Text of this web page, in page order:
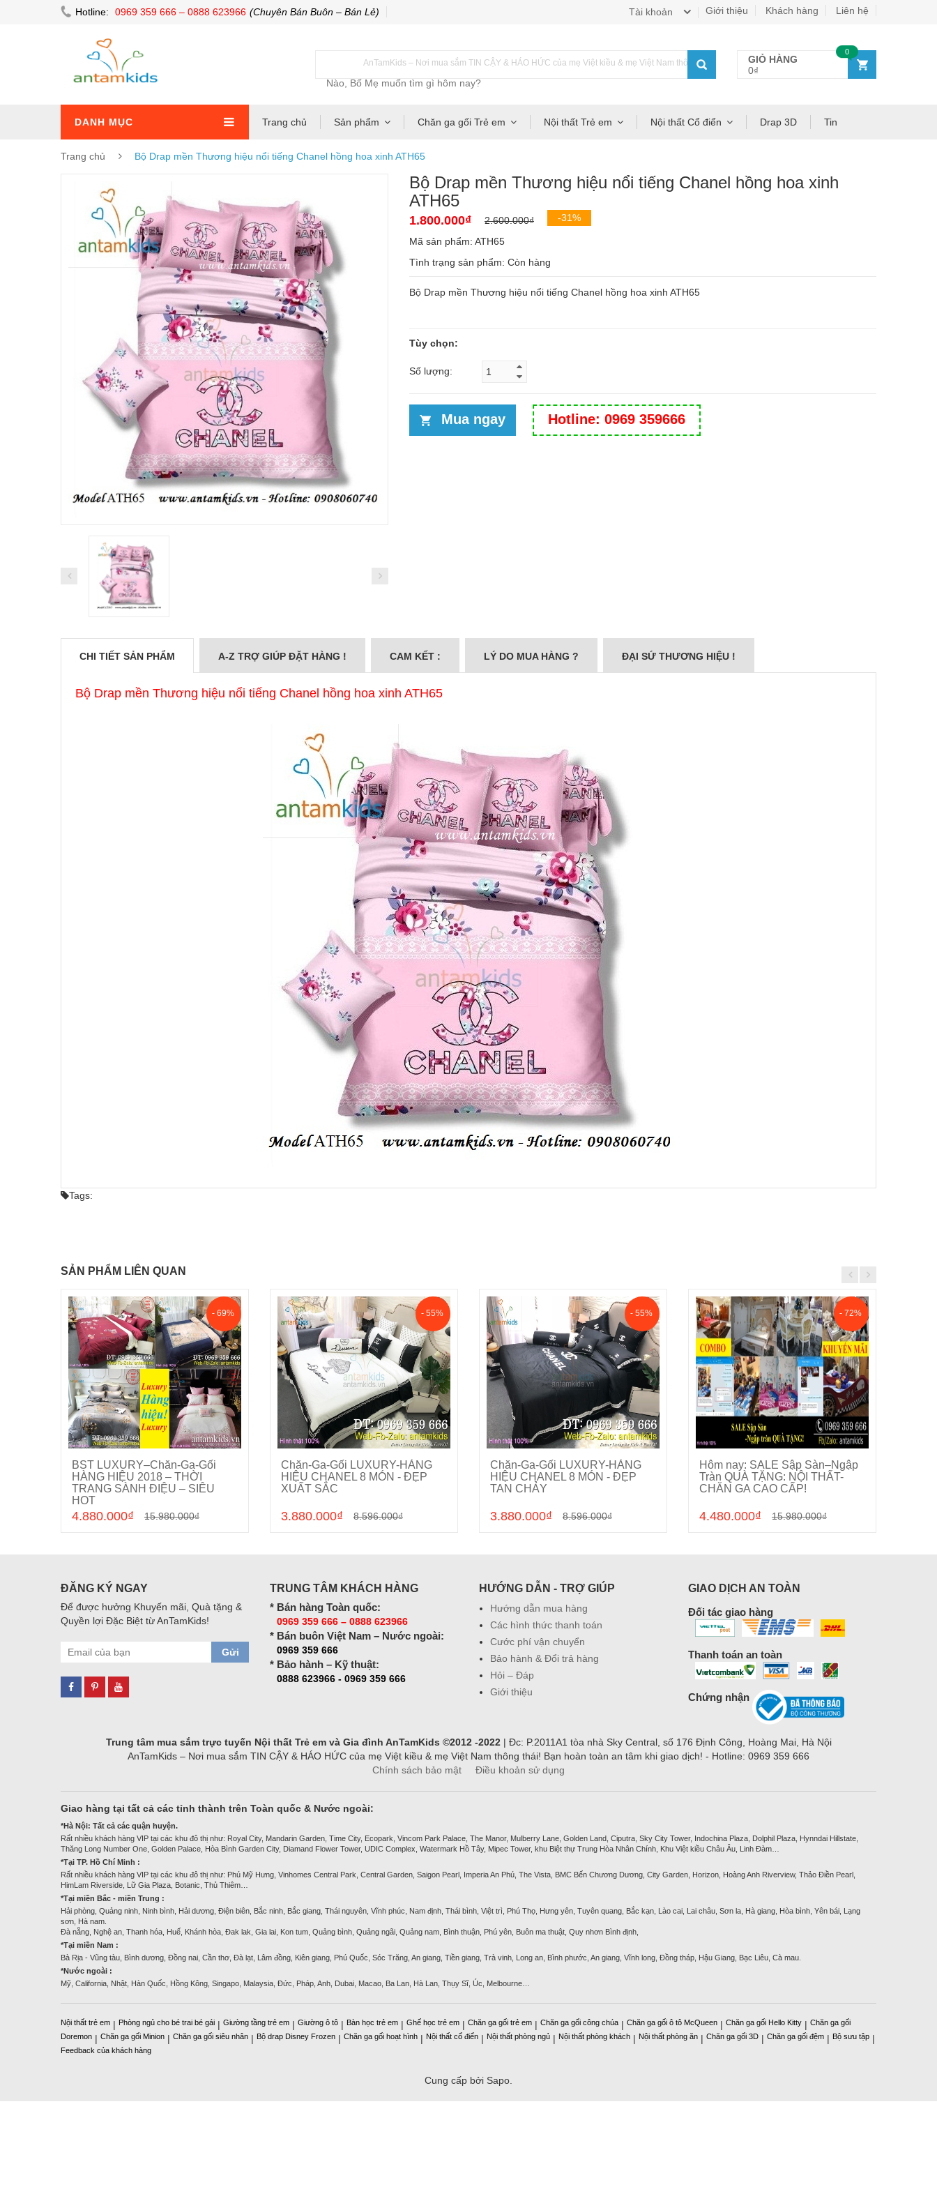
Hotline: 0969 359 666 – 0888 623966 (Chuyên Bán Buôn – Bán Lẻ) Giới thiệu Khách hàng Liên hệ
Tài khoản
AnTamKids – Nơi mua sắm TIN CẬY & HÁO HỨC của mẹ Việt kiều & mẹ Việt Nam thông thái!
GIỎ HÀNG
0₫
0
DANH MỤC Trang chủ Sản phẩm Chăn ga gối Trẻ em Nội thất Trẻ em Nội thất Cổ điển Drap 3D Tin
Trang chủ Bộ Drap mền Thương hiệu nổi tiếng Chanel hồng hoa xinh ATH65
Bộ Drap mền Thương hiệu nổi tiếng Chanel hồng hoa xinh
ATH65
1.800.000₫ 2.600.000₫ -31%
Mã sản phẩm: ATH65
Tình trạng sản phẩm: Còn hàng
Bộ Drap mền Thương hiệu nổi tiếng Chanel hồng hoa xinh ATH65
Tùy chọn:
Số lượng:
Mua ngay Hotline: 0969 359666
CHI TIẾT SẢN PHẨM A-Z TRỢ GIÚP ĐẶT HÀNG ! CAM KẾT : LÝ DO MUA HÀNG ? ĐẠI SỨ THƯƠNG HIỆU !
Bộ Drap mền Thương hiệu nổi tiếng Chanel hồng hoa xinh ATH65
Tags:
SẢN PHẨM LIÊN QUAN
Cho vào giỏ hàng
- 69%
BST LUXURY–Chăn-Ga-Gối
HÀNG HIỆU 2018 – THỜI
TRANG SÀNH ĐIỆU – SIÊU
HOT
4.880.000₫ 15.980.000₫
Cho vào giỏ hàng
- 55%
Chăn-Ga-Gối LUXURY-HÀNG
HIỆU CHANEL 8 MÓN - ĐẸP
XUẤT SẮC
3.880.000₫ 8.596.000₫
Cho vào giỏ hàng
- 55%
Chăn-Ga-Gối LUXURY-HÀNG
HIỆU CHANEL 8 MÓN - ĐẸP
TAN CHẢY
3.880.000₫ 8.596.000₫
Cho vào giỏ hàng
- 72%
Hôm nay: SALE Sập Sàn–Ngập
Tràn QUÀ TẶNG: NỘI THẤT-
CHĂN GA CAO CẤP!
4.480.000₫ 15.980.000₫
ĐĂNG KÝ NGAY
Để được hưởng Khuyến mãi, Quà tặng &
Quyền lợi Đặc Biệt từ AnTamKids!
Gửi
TRUNG TÂM KHÁCH HÀNG
* Bán hàng Toàn quốc:
0969 359 666 – 0888 623966
* Bán buôn Việt Nam – Nước ngoài:
0969 359 666
* Bảo hành – Kỹ thuật:
0888 623966 - 0969 359 666
HƯỚNG DẪN - TRỢ GIÚP
Hướng dẫn mua hàng
Các hình thức thanh toán
Cước phí vận chuyển
Bảo hành & Đổi trả hàng
Hỏi – Đáp
Giới thiệu
GIAO DỊCH AN TOÀN
Đối tác giao hàng
Thanh toán an toàn
Chứng nhận
Trung tâm mua sắm trực tuyến Nội thất Trẻ em và Gia đình AnTamKids ©2012 -2022| Đc: P.2011A1 tòa nhà Sky Central, số 176 Định Công, Hoàng Mai, Hà Nội
AnTamKids – Nơi mua sắm TIN CẬY & HÁO HỨC của mẹ Việt kiều & mẹ Việt Nam thông thái! Bạn hoàn toàn an tâm khi giao dịch! - Hotline: 0969 359 666
Chính sách bảo mật
Điều khoản sử dụng
Giao hàng tại tất cả các tỉnh thành trên Toàn quốc & Nước ngoài:
*Hà Nội: Tất cả các quận huyện.
Rất nhiều khách hàng VIP tại các khu đô thị như: Royal City, Mandarin Garden, Time City, Ecopark, Vincom Park Palace, The Manor, Mulberry Lane, Golden Land, Ciputra, Sky City Tower, Indochina Plaza, Dolphil Plaza, Hynndai Hillstate,
Thăng Long Number One, Golden Palace, Hòa Bình Garden City, Diamand Flower Tower, UDIC Complex, Watermark Hồ Tây, Mipec Tower, khu Biệt thự Trung Hòa Nhân Chính, Khu Việt kiều Châu Âu, Linh Đàm…
*Tại TP. Hồ Chí Minh :
Rất nhiều khách hàng VIP tại các khu đô thị như: Phú Mỹ Hưng, Vinhomes Central Park, Central Garden, Saigon Pearl, Imperia An Phú, The Vista, BMC Bến Chương Dương, City Garden, Horizon, Hoàng Anh Riverview, Thảo Điền Pearl,
HimLam Riverside, Lữ Gia Plaza, Botanic, Thủ Thiêm…
*Tại miền Bắc - miền Trung :
Hải phòng, Quảng ninh, Ninh bình, Hải dương, Điện biên, Bắc ninh, Bắc giang, Thái nguyên, Vĩnh phúc, Nam định, Thái bình, Việt trì, Phú Thọ, Hưng yên, Tuyên quang, Bắc kạn, Lào cai, Lai châu, Sơn la, Hà giang, Hòa bình, Yên bái, Lạng
sơn, Hà nam.
Đà nẵng, Nghệ an, Thanh hóa, Huế, Khánh hòa, Đak lak, Gia lai, Kon tum, Quảng bình, Quảng ngãi, Quảng nam, Bình thuận, Phú yên, Buôn ma thuật, Quy nhơn Bình định,
*Tại miền Nam :
Bà Rịa - Vũng tàu, Bình dương, Đồng nai, Cần thơ, Đà lạt, Lâm đồng, Kiên giang, Phú Quốc, Sóc Trăng, An giang, Tiền giang, Trà vinh, Long an, Bình phước, An giang, Vĩnh long, Đồng tháp, Hậu Giang, Bạc Liêu, Cà mau.
*Nước ngoài :
Mỹ, California, Nhật, Hàn Quốc, Hồng Kông, Singapo, Malaysia, Đức, Pháp, Anh, Dubai, Macao, Ba Lan, Hà Lan, Thụy Sĩ, Úc, Melbourne…
Nội thất trẻ em | Phòng ngủ cho bé trai bé gái | Giường tầng trẻ em | Giường ô tô | Bàn học trẻ em | Ghế học trẻ em | Chăn ga gối trẻ em | Chăn ga gối công chúa | Chăn ga gối ô tô McQueen | Chăn ga gối Hello Kitty | Chăn ga gối
Doremon | Chăn ga gối Minion | Chăn ga gối siêu nhân | Bộ drap Disney Frozen | Chăn ga gối hoạt hình | Nội thất cổ điển | Nội thất phòng ngủ | Nội thất phòng khách | Nội thất phòng ăn | Chăn ga gối 3D | Chăn ga gối đệm | Bộ sưu tập |
Feedback của khách hàng
Cung cấp bởi Sapo.